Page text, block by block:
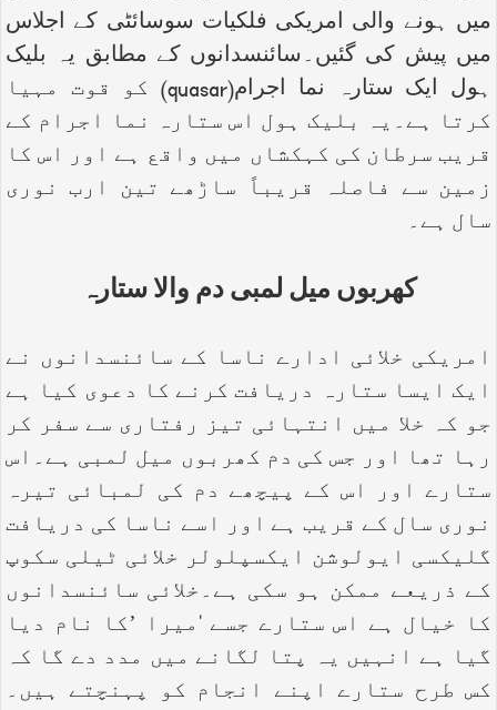
میں ہونے والی امریکی فلکیات سوسائٹی کے اجلاس
میں پیش کی گئیں۔سائنسدانوں کے مطابق یہ بلیک
ہول ایک ستارہ نما اجرام(quasar) کو قوت مہیا
کرتا ہے۔یہ بلیک ہول اس ستارہ نما اجرام کے
قریب سرطان کی کہکشاں میں واقع ہے اور اس کا
زمین سے فاصلہ قریباً ساڑھے تین ارب نوری
سال ہے۔
کھربوں میل لمبی دم والا ستارہ
امریکی خلائی ادارے ناسا کے سائنسدانوں نے
ایک ایسا ستارہ دریافت کرنے کا دعوی کیا ہے
جو کہ خلا میں انتہائی تیز رفتاری سے سفر کر
رہا تھا اور جس کی دم کھربوں میل لمبی ہے۔اس
ستارے اور اس کے پیچھے دم کی لمبائی تیرہ
نوری سال کے قریب ہے اور اسے ناسا کی دریافت
گلیکسی ایولوشن ایکسپلولر خلائی ٹیلی سکوپ
کے ذریعے ممکن ہو سکی ہے۔خلائی سائنسدانوں
کا خیال ہے اس ستارے جسے ‘میرا ’کا نام دیا
گیا ہے انہیں یہ پتا لگانے میں مدد دے گا کہ
کس طرح ستارے اپنے انجام کو پہنچتے ہیں۔